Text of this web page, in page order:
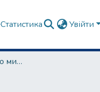
Статистика Увійти
Факультет музичного мистецтва